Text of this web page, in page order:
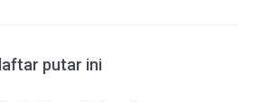
putar ini